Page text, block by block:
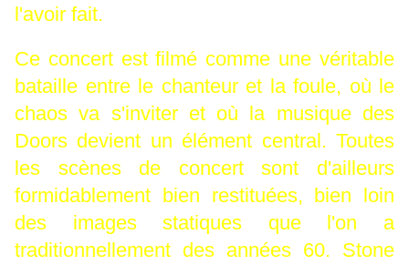
l'avoir fait.
Ce concert est filmé comme une véritable
bataille entre le chanteur et la foule, où le
chaos va s'inviter et où la musique des
Doors devient un élément central. Toutes
les scènes de concert sont d'ailleurs
formidablement bien restituées, bien loin
des images statiques que l'on a
traditionnellement des années 60. Stone